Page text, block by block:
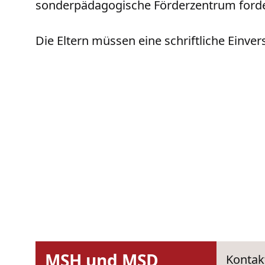
sonderpädagogische Förderzentrum
​​​​​​​Die Eltern müssen eine schriftliche
MSH und MSD